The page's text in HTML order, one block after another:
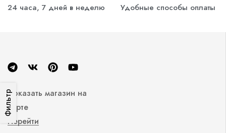
Фильтр
24 часа, 7 дней в неделю Удобные способы оплаты
Показать магазин на
карте
Перейти